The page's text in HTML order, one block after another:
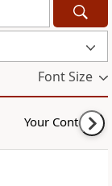
Font Size
Your Content